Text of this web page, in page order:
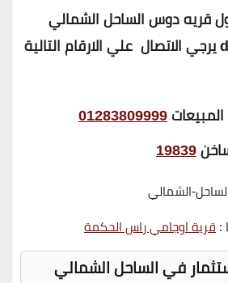
قريه دوس الساحل الشمالي
dose akam alrajhi يرجي الاتصال علي الارقام التالية
01283809999
19839
:قرية اوجامي راس الحكمة
في الساحل الشمالي